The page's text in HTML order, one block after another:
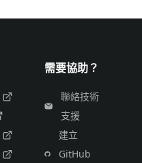
需要協助？
聯絡技術
支援
建立
GitHub